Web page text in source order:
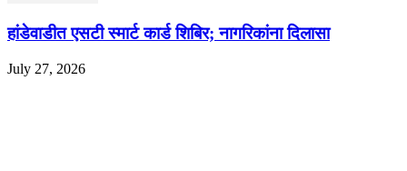
हांडेवाडीत एसटी स्मार्ट कार्ड शिबिर; नागरिकांना दिलासा
July 27, 2026